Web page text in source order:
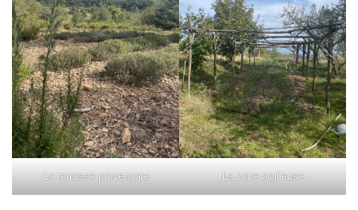
La terrasse provençale La zone argileuse